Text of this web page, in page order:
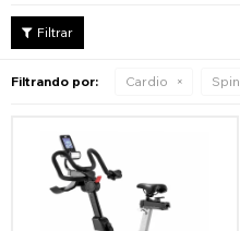
Filtrando por: Cardio